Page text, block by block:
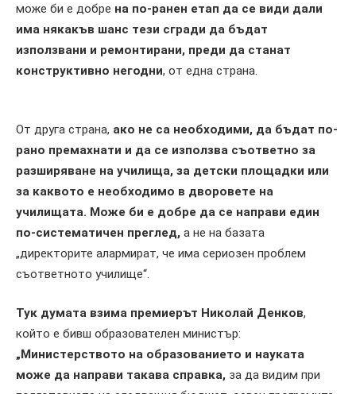
може би е добре на по-ранен етап да се види дали
има някакъв шанс тези сгради да бъдат
използвани и ремонтирани, преди да станат
конструктивно негодни, от една страна.
От друга страна, ако не са необходими, да бъдат по-
рано премахнати и да се използва съответно за
разширяване на училища, за детски площадки или
за каквото е необходимо в дворовете на
училищата. Може би е добре да се направи един
по-систематичен преглед, а не на базата
„директорите алармират, че има сериозен проблем
съответното училище“.
Тук думата взима премиерът Николай Денков,
който е бивш образователен министър:
„Министерството на образованието и науката
може да направи такава справка, за да видим при